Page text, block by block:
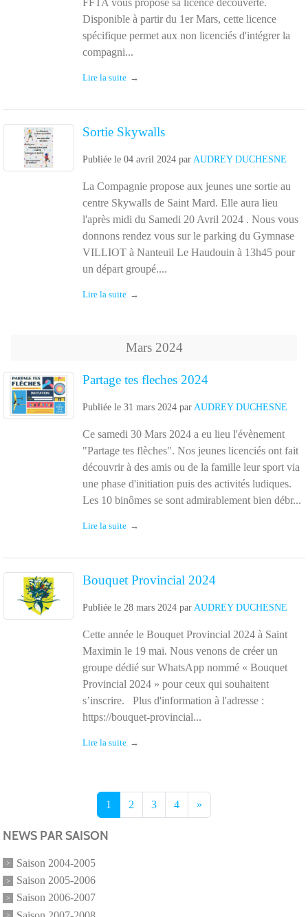
Disponible à partir du 1er Mars, cette licence
spécifique permet aux non licenciés d'intégrer la
compagni...
Lire la suite
Sortie Skywalls
Publiée le 04 avril 2024 par AUDREY DUCHESNE
La Compagnie propose aux jeunes une sortie au
centre Skywalls de Saint Mard. Elle aura lieu
l'après midi du Samedi 20 Avril 2024 . Nous vous
donnons rendez vous sur le parking du Gymnase
VILLIOT à Nanteuil Le Haudouin à 13h45 pour
un départ groupé....
Lire la suite
Mars 2024
Partage tes fleches 2024
Publiée le 31 mars 2024 par AUDREY DUCHESNE
Ce samedi 30 Mars 2024 a eu lieu l'évènement
"Partage tes flèches". Nos jeunes licenciés ont fait
découvrir à des amis ou de la famille leur sport via
une phase d'initiation puis des activités ludiques.
Les 10 binômes se sont admirablement bien débr...
Lire la suite
Bouquet Provincial 2024
Publiée le 28 mars 2024 par AUDREY DUCHESNE
Cette année le Bouquet Provincial 2024 à Saint
Maximin le 19 mai. Nous venons de créer un
groupe dédié sur WhatsApp nommé « Bouquet
Provincial 2024 » pour ceux qui souhaitent
s’inscrire. Plus d'information à l'adresse :
https://bouquet-provincial...
Lire la suite
1 2 3 4 »
NEWS PAR SAISON
Saison 2004-2005
Saison 2005-2006
Saison 2006-2007